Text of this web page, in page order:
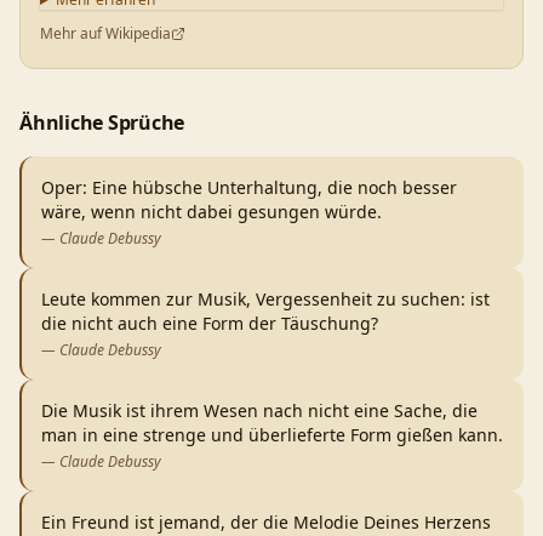
Mehr auf Wikipedia
Ähnliche Sprüche
Oper: Eine hübsche Unterhaltung, die noch besser
wäre, wenn nicht dabei gesungen würde.
— Claude Debussy
Leute kommen zur Musik, Vergessenheit zu suchen: ist
die nicht auch eine Form der Täuschung?
— Claude Debussy
Die Musik ist ihrem Wesen nach nicht eine Sache, die
man in eine strenge und überlieferte Form gießen kann.
— Claude Debussy
Ein Freund ist jemand, der die Melodie Deines Herzens